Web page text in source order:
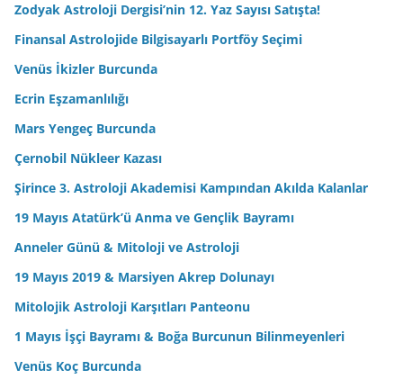
Zodyak Astroloji Dergisi’nin 12. Yaz Sayısı Satışta!
Finansal Astrolojide Bilgisayarlı Portföy Seçimi
Venüs İkizler Burcunda
Ecrin Eşzamanlılığı
Mars Yengeç Burcunda
Çernobil Nükleer Kazası
Şirince 3. Astroloji Akademisi Kampından Akılda Kalanlar
19 Mayıs Atatürk’ü Anma ve Gençlik Bayramı
Anneler Günü & Mitoloji ve Astroloji
19 Mayıs 2019 & Marsiyen Akrep Dolunayı
Mitolojik Astroloji Karşıtları Panteonu
1 Mayıs İşçi Bayramı & Boğa Burcunun Bilinmeyenleri
Venüs Koç Burcunda